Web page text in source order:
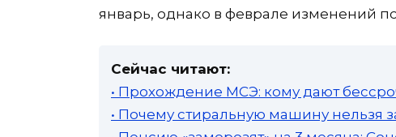
январь, однако в феврале изменений
Сейчас читают:
• Прохождение МСЭ: кому дают
• Почему стиральную машину нельзя